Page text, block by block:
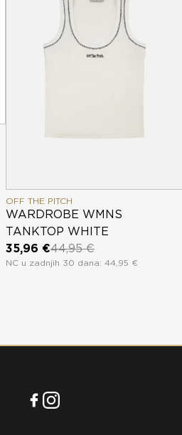
OFF THE PITCH
WARDROBE WMNS
TANKTOP WHITE
35,96 €44,95 €
NC u zadnjih 30 dana: 44,95 €